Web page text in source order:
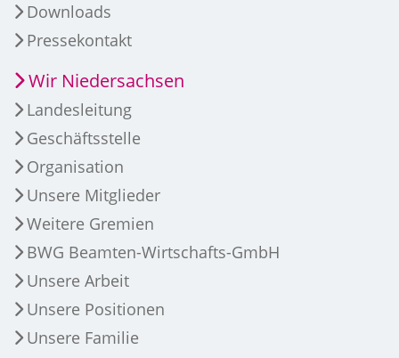
Downloads
Pressekontakt
Wir Niedersachsen
Landesleitung
Geschäftsstelle
Organisation
Unsere Mitglieder
Weitere Gremien
BWG Beamten-Wirtschafts-GmbH
Unsere Arbeit
Unsere Positionen
Unsere Familie